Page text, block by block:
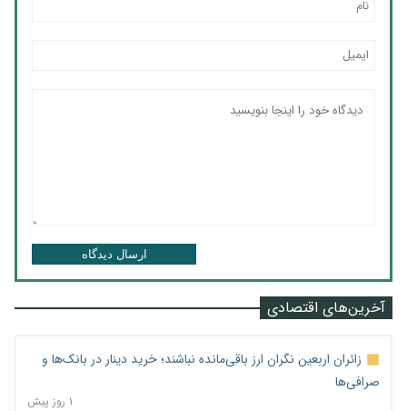
ارسال دیدگاه
آخرین‌های اقتصادی
زائران اربعین نگران ارز باقی‌مانده نباشند؛ خرید دینار در بانک‌ها و
صرافی‌ها
۱ روز پیش